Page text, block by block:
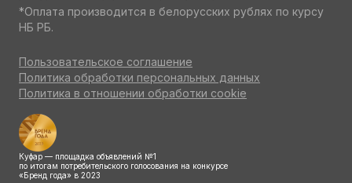
*Оплата производится в белорусских рублях по курсу
НБ РБ.
Пользовательское соглашение
Политика обработки персональных данных
Политика в отношении обработки cookie
Куфар — площадка объявлений №1
по итогам потребительского голосования на конкурсе
«Бренд года» в 2023